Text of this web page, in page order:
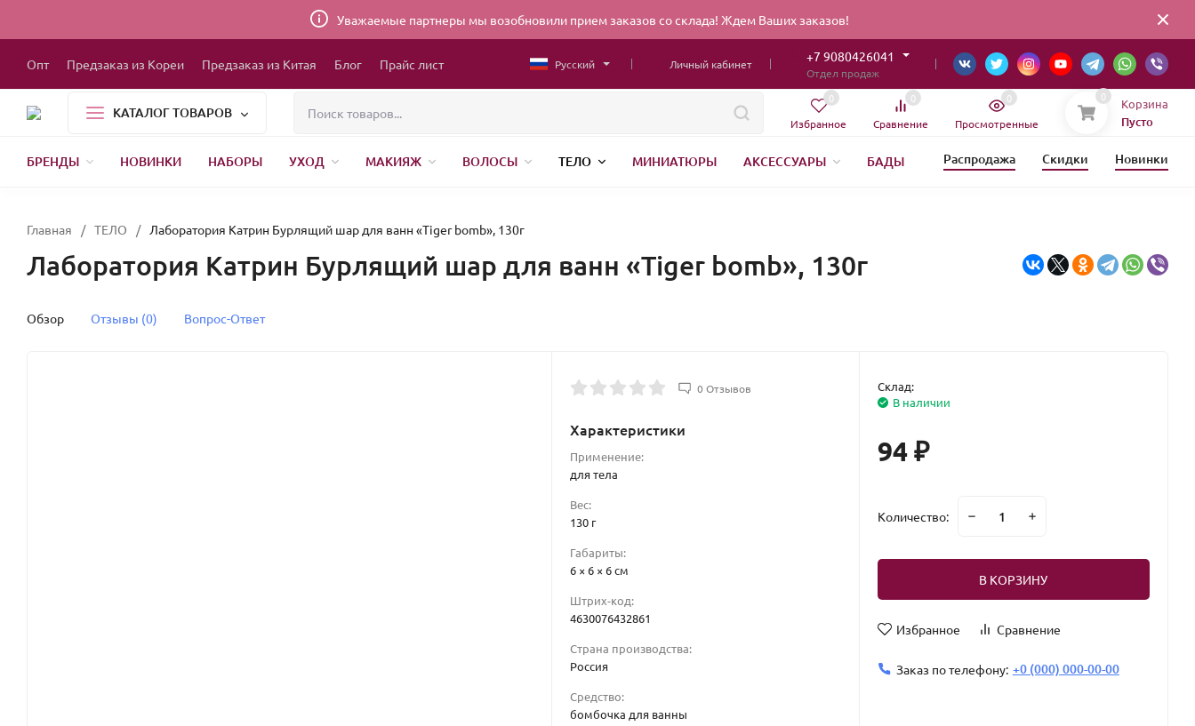
Уважаемые партнеры мы возобновили прием заказов со склада! Ждем Ваших заказов!
Опт Предзаказ из Кореи Предзаказ из Китая Блог Прайс лист Русский Личный кабинет +7 9080426041
Отдел продаж
КАТАЛОГ ТОВАРОВ
Избранное
0
Сравнение
0
Просмотренные
0 0 Корзина
Пусто
БРЕНДЫ НОВИНКИ НАБОРЫ УХОД МАКИЯЖ ВОЛОСЫ ТЕЛО МИНИАТЮРЫ АКСЕССУАРЫ
БАДЫ
Распродажа Скидки Новинки
Главная / ТЕЛО / Лаборатория Катрин Бурлящий шар для ванн «Tiger bomb», 130г
Лаборатория Катрин Бурлящий шар для ванн «Tiger bomb», 130г
Обзор Отзывы (0) Вопрос-Ответ
0 Отзывов
Характеристики
Применение:
для тела
Вес:
130 г
Габариты:
6 × 6 × 6 см
Штрих-код:
4630076432861
Страна производства:
Россия
Средство:
бомбочка для ванны
Склад:
В наличии
94 ₽
Количество:
В КОРЗИНУ
Избранное Сравнение
Заказ по телефону: +0 (000) 000-00-00